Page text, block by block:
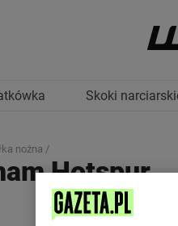
Skoki
nożna /
Hotspur